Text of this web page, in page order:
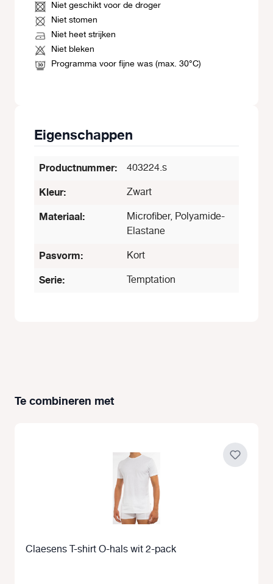
Niet geschikt voor de droger
Niet stomen
Niet heet strijken
Niet bleken
Programma voor fijne was (max. 30°C)
Eigenschappen
Productnummer: 403224.s
Kleur: Zwart
Materiaal:
Microfiber, Polyamide-
Elastane
Pasvorm: Kort
Serie: Temptation
Productgalerij overslaan
Te combineren met
Claesens T-shirt O-hals wit 2-pack